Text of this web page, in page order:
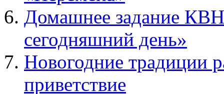
Домашнее задание
сегодняшний день»
Новогодние традиции
приветствие